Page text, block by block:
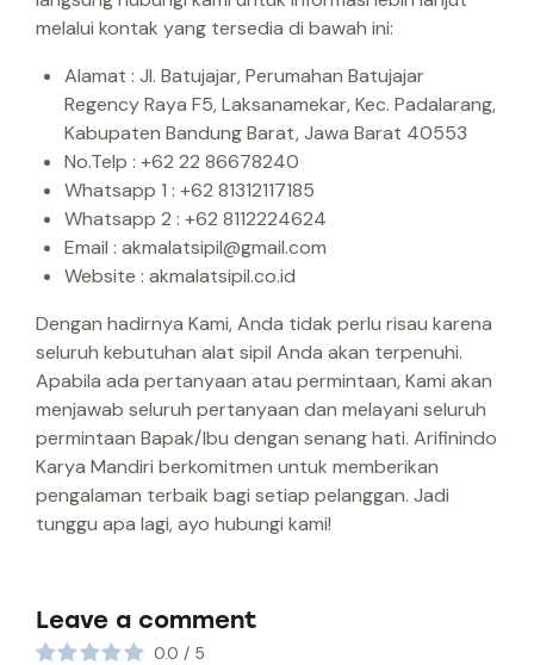
melalui kontak yang tersedia di bawah ini:
Alamat : Jl. Batujajar, Perumahan Batujajar
Regency Raya F5, Laksanamekar, Kec. Padalarang,
Kabupaten Bandung Barat, Jawa Barat 40553
No.Telp : +62 22 86678240
Whatsapp 1 : +62 81312117185
Whatsapp 2 : +62 8112224624
Email : akmalatsipil@gmail.com
Website : akmalatsipil.co.id
Dengan hadirnya Kami, Anda tidak perlu risau karena
seluruh kebutuhan alat sipil Anda akan terpenuhi.
Apabila ada pertanyaan atau permintaan, Kami akan
menjawab seluruh pertanyaan dan melayani seluruh
permintaan Bapak/Ibu dengan senang hati. Arifinindo
Karya Mandiri berkomitmen untuk memberikan
pengalaman terbaik bagi setiap pelanggan. Jadi
tunggu apa lagi, ayo hubungi kami!
Leave a comment
0.0 / 5